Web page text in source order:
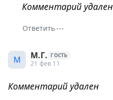
Комментарий удален
Ответить⋯
М М.Г. ГОСТЬ
21 фев 11
Комментарий удален